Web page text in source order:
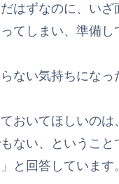
はずなのに、い
てしまい、準備
ない気持ちにな
おいてほしいの
ない、というこ
と回答しています